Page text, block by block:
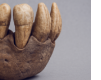
Lengai in Tansania
die Tremore
Ort in…